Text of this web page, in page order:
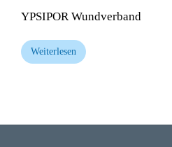
YPSIPOR Wundverband
Weiterlesen